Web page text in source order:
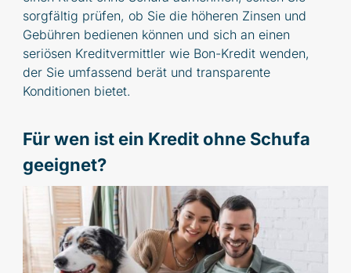
sorgfältig prüfen, ob Sie die höheren Zinsen und
Gebühren bedienen können und sich an einen
seriösen Kreditvermittler wie Bon-Kredit wenden,
der Sie umfassend berät und transparente
Konditionen bietet.
Für wen ist ein Kredit ohne Schufa
geeignet?